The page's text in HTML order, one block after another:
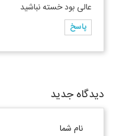
عالی بود خسته نباشید
پاسخ
دیدگاه جدید
نام شما